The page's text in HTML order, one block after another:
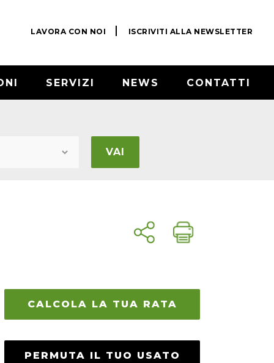
LAVORA CON NOI ISCRIVITI ALLA NEWSLETTER
SERVIZI NEWS CONTATTI
VAI
CALCOLA LA TUA RATA
PERMUTA IL TUO USATO